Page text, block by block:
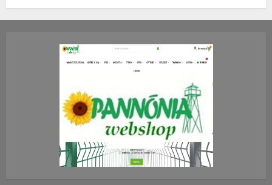
2026.JÚLIUS.23. CSÜTÖRTÖK.
0